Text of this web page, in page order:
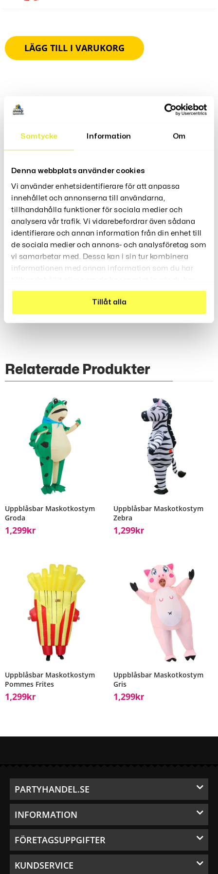
Samtycke Information Om
Denna webbplats använder cookies
Vi använder enhetsidentifierare för att anpassa
innehållet och annonserna till användarna,
tillhandahålla funktioner för sociala medier och
analysera vår trafik. Vi vidarebefordrar även sådana
identifierare och annan information från din enhet till
de sociala medier och annons- och analysföretag som
vi samarbetar med. Dessa kan i sin tur kombinera
informationen med annan information som du har
använt deras tjänster.
Tillåt alla
LÄGG TILL I VARUKORG
Produktbeskrivning
Låt Ditt Inre Clown Glänsa Med Denna Uppblåsbar
Maskotkostym Clown! Perfekt För Festliga Tillfällen Som
Enkel Blåsfunktion Kan Du Snabbt Förvandlas Till En
Lekfull Och Färgglad Clown Och Sprida Glädje Till Alla
Runt Omkring Dig.
Material: Miljövänlig PU-belagd polyester
Vikt: cirka 700 gram Ingår: Kläder, fläkt, batterilåda
Storlek: Passar personer med en höjd på 150-190
cm
Recensioner (0)
Relaterade Produkter
Uppblåsbar Maskotkostym
Groda
1,299Kr
Uppblåsbar Maskotkostym
Zebra
1,299Kr
Uppblåsbar Maskotkostym
Pommes Frites
1,299Kr
Uppblåsbar Maskotkostym
Gris
1,299Kr
PARTYHANDEL.SE
INFORMATION
FÖRETAGSUPPGIFTER
KUNDSERVICE